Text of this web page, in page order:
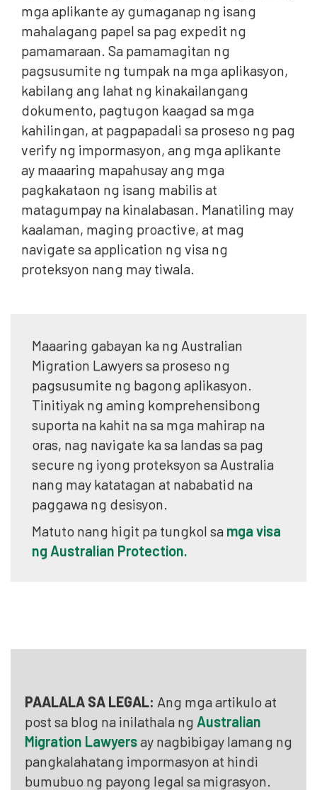
mga aplikante ay gumaganap ng isang
mahalagang papel sa pag expedit ng
pamamaraan. Sa pamamagitan ng
pagsusumite ng tumpak na mga aplikasyon,
kabilang ang lahat ng kinakailangang
dokumento, pagtugon kaagad sa mga
kahilingan, at pagpapadali sa proseso ng pag
verify ng impormasyon, ang mga aplikante
ay maaaring mapahusay ang mga
pagkakataon ng isang mabilis at
matagumpay na kinalabasan. Manatiling may
kaalaman, maging proactive, at mag
navigate sa application ng visa ng
proteksyon nang may tiwala.
Maaaring gabayan ka ng Australian
Migration Lawyers sa proseso ng
pagsusumite ng bagong aplikasyon.
Tinitiyak ng aming komprehensibong
suporta na kahit na sa mga mahirap na
oras, nag navigate ka sa landas sa pag
secure ng iyong proteksyon sa Australia
nang may katatagan at nababatid na
paggawa ng desisyon.
Matuto nang higit pa tungkol sa mga visa
ng Australian Protection.
PAALALA SA LEGAL: Ang mga artikulo at
post sa blog na inilathala ng Australian
Migration Lawyersay nagbibigay lamang ng
pangkalahatang impormasyon at hindi
bumubuo ng payong legal sa migrasyon.